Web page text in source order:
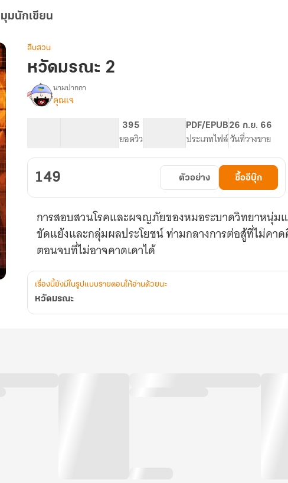
มุมนักเขียน
สืบสวน
หวัดมรณะ 2
เรื่อง
หวัด
นามปากกา
คุณเจ
395
ยอดวิว
PDF/EPUB
ประเภทไฟล์
26 ก.ย. 66
วันที่วางขาย
149 ตัวอย่าง ซื้ออีบุ๊ก
การสอบสวนโรคและผจญภัยของหมอระบาดวิทยาหนุ่ม
ขัดแย้งและกลุ่มผลประโยชน์ ท่ามกลางการต่อสู้ที่ไม่คา
ตอนจบที่ไม่อาจคาดเดาได้
เรื่องนี้ยังมีในรูปแบบรายตอนให้อ่านด้วยนะ
หวัดมรณะ